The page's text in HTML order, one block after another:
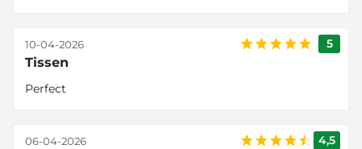
5
Tissen
10-04-2026
Perfect
4,5
06-04-2026